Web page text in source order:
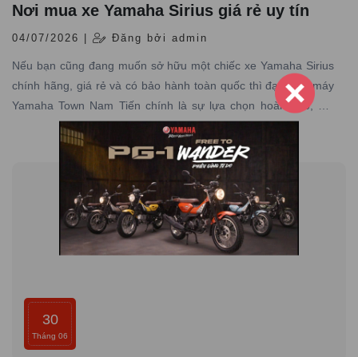
Nơi mua xe Yamaha Sirius giá rẻ uy tín
04/07/2026 | Đăng bởi admin
Nếu bạn cũng đang muốn sở hữu một chiếc xe Yamaha Sirius
chính hãng, giá rẻ và có bảo hành toàn quốc thì đại lý xe máy
Yamaha Town Nam Tiến chính là sự lựa chọn hoàn hảo, nơi
chuyên cung cấp các dòng xe Yamaha chính hãng, giá tốt với
dịch vụ đạt tiêu chuẩn hãng, uy tín hàng đầu.
30
Tháng 06